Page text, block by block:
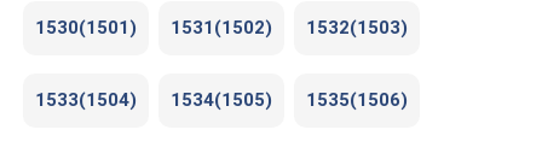
1530(1501) 1531(1502) 1532(1503)
1533(1504) 1534(1505) 1535(1506)